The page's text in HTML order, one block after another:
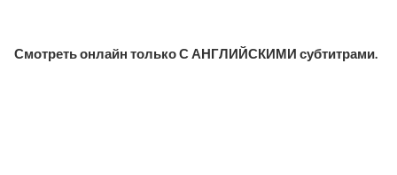
Смотреть онлайн только С АНГЛИЙСКИМИ субтитрами.